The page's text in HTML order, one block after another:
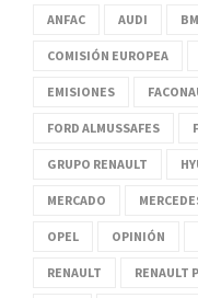
ANFAC AUDI
COMISIÓN EUROPEA
EMISIONES
FORD ALMUSSAFES
GRUPO RENAULT
MERCADO
OPEL OPINIÓN
RENAULT RENAULT